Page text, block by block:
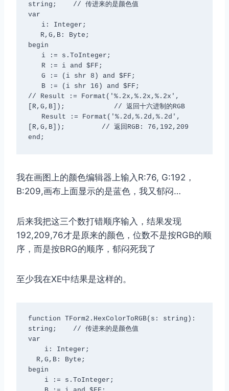
string;    // 传进来的是颜色值
var
i: Integer;
begin
i := s.ToInteger;
R := i and $FF;
G := (i shr 8) and $FF;
B := (i shr 16) and $FF;
// Result := Format('%.2x,%.2x,%.2x',
[R,G,B]);            // 返回十六进制的RGB
Result := Format('%.2d,%.2d,%.2d',
[R,G,B]);         // 返回RGB: 76,192,209
end;
我在画图上的颜色编辑器上输入R:76, G:192，
B:209,画布上面显示的是蓝色，我又郁闷…
后来我把这三个数打错顺序输入，结果发现
192,209,76才是原来的颜色，位数不是按RGB的顺
序，而是按BRG的顺序，郁闷死我了
至少我在XE中结果是这样的。
function TForm2.HexColorToRGB(s: string):
string;    // 传进来的是颜色值
var
begin